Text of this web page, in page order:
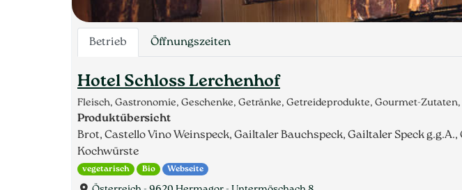
Betrieb Öffnungszeiten
Hotel Schloss Lerchenhof
Fleisch, Gastronomie, Geschenke, Getränke, Getreideprodukte, Gourmet-
Produktübersicht
Brot, Castello Vino Weinspeck, Gailtaler Bauchspeck, Gailtaler Speck
Kochwürste
vegetarisch Bio Webseite